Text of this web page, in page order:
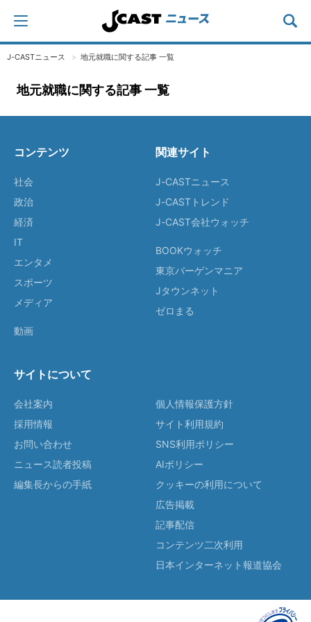
J-CASTニュース 地元就職に関する記事 一覧
地元就職に関する記事 一覧
コンテンツ
社会
政治
経済
IT
エンタメ
スポーツ
メディア
動画
関連サイト
J-CASTニュース
J-CASTトレンド
J-CAST会社ウォッチ
BOOKウォッチ
東京バーゲンマニア
Jタウンネット
ゼロまる
サイトについて
会社案内
採用情報
お問い合わせ
ニュース読者投稿
編集長からの手紙
個人情報保護方針
サイト利用規約
SNS利用ポリシー
AIポリシー
クッキーの利用について
広告掲載
記事配信
コンテンツ二次利用
日本インターネット報道協会